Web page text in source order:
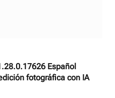
Español
fotográfica con IA